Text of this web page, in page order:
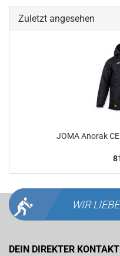
Zuletzt angesehen
JOMA Anorak
WIR
DEIN DIREKTER KONTAKT